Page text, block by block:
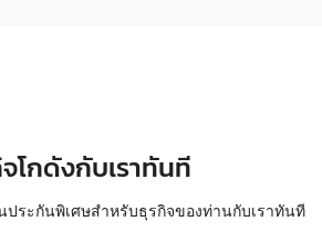
โกดังกับเราทันที
ระกันพิเศษสำหรับธุรกิจของท่านกับเราทันที